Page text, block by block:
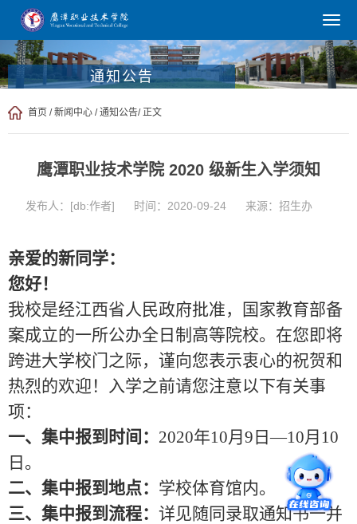
通知公告
首页 /新闻中心 /通知公告/ 正文
鹰潭职业技术学院 2020 级新生入学须知
发布人：[db:作者] 时间：2020-09-24 来源：招生办
亲爱的新同学：
您好！
我校是经江西省人民政府批准，国家教育部备
案成立的一所公办全日制高等院校。在您即将
跨进大学校门之际，谨向您表示衷心的祝贺和
热烈的欢迎！入学之前请您注意以下有关事
项：
一、集中报到时间： 2020年10月9日—10月10
日。
二、集中报到地点： 学校体育馆内。
三、集中报到流程： 详见随同录取通知书一并